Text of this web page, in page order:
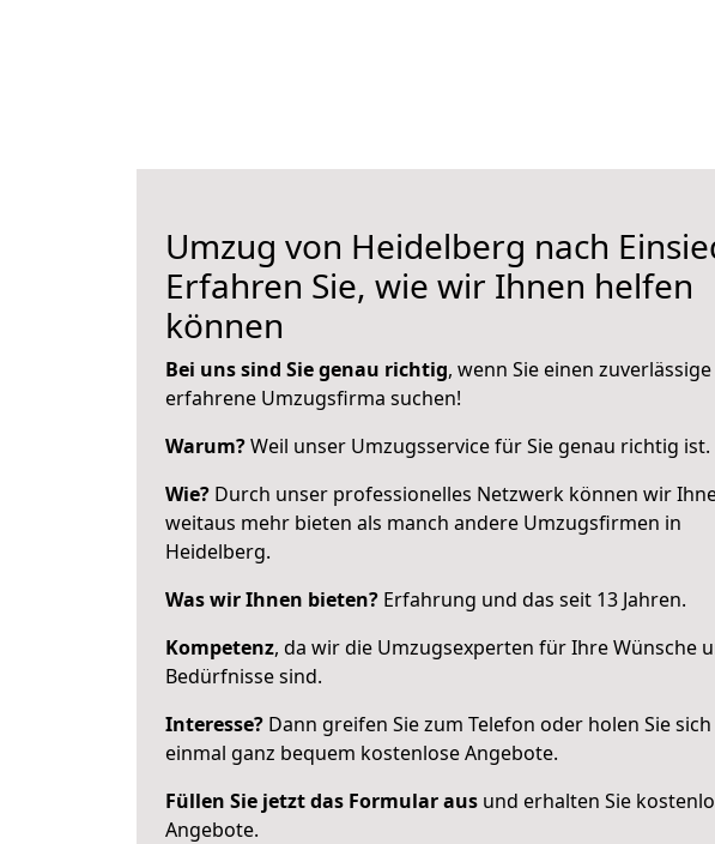
Umzug von Heidelberg nach
Erfahren Sie, wie wir Ihnen helfen
können
Bei uns sind Sie genau richtig, wenn Sie einen
erfahrene Umzugsfirma suchen!
Warum?Weil unser Umzugsservice für Sie genau richtig ist.
Wie? Durch unser professionelles Netzwerk können wir
weitaus mehr bieten als manch andere Umzugsfirmen in
Heidelberg.
Was wir Ihnen bieten? Erfahrung und das seit 13 Jahren.
Kompetenz, da wir die Umzugsexperten für Ihre Wünsche
Bedürfnisse sind.
Interesse? Dann greifen Sie zum Telefon oder holen Sie
einmal ganz bequem kostenlose Angebote.
Füllen Sie jetzt das Formular aus und erhalten Sie
Angebote.